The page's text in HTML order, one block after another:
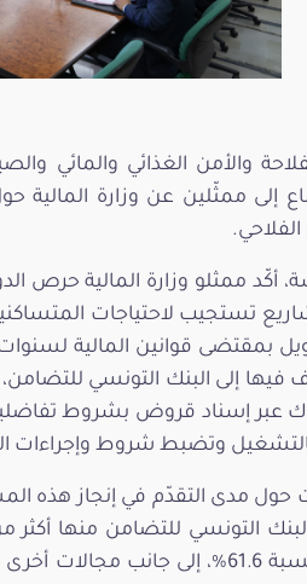
إلى ممثّلين عن وزارة المالية
أكّد ممثلو وزارة المالية حرص
تستجيب لاحتياجات
فيها إلى البنك التونسي
عبر إسناد قروض بشروط
بالتشغيل وتضبط شروط وإجراءات
المجال الفلاحي بنسبة 61.6%،